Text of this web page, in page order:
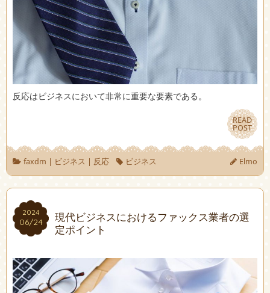
反応はビジネスにおいて非常に重要な要素である。
READ
POST
READ
POST
faxdm | ビジネス | 反応 ビジネス Elmo
2024
06/24
2024
06/24
現代ビジネスにおけるファックス業者の選
定ポイント